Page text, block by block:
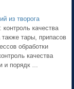
из творога
качества
тары, припасов
обработки
качества
и порядк ...